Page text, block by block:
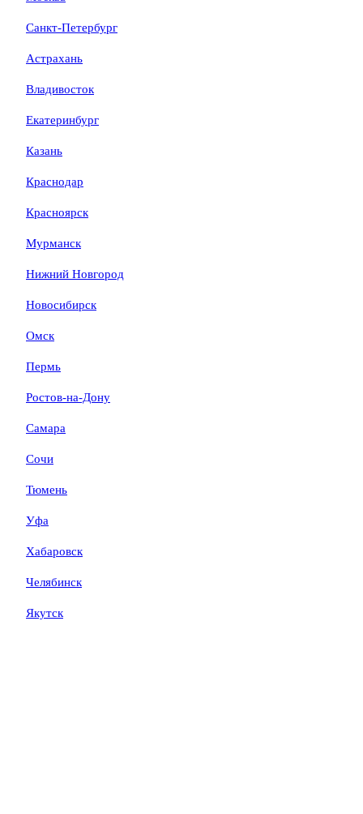
Санкт-Петербург
Астрахань
Владивосток
Екатеринбург
Казань
Краснодар
Красноярск
Мурманск
Нижний Новгород
Новосибирск
Омск
Пермь
Ростов-на-Дону
Самара
Сочи
Тюмень
Уфа
Хабаровск
Челябинск
Якутск